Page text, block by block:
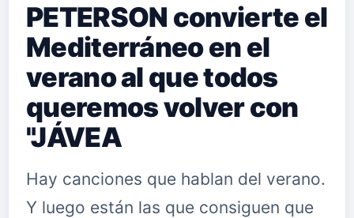
PETERSON convierte el
Mediterráneo en el
verano al que todos
queremos volver con
"JÁVEA
Hay canciones que hablan del verano.
Y luego están las que consiguen que